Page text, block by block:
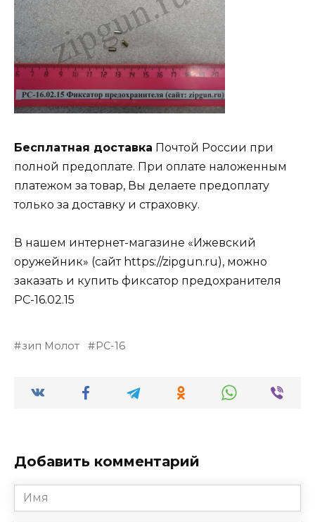
Бесплатная доставка Почтой России при
полной предоплате. При оплате наложенным
платежом за товар, Вы делаете предоплату
только за доставку и страховку.
В нашем интернет-магазине «Ижевский
оружейник» (сайт https://zipgun.ru), можно
заказать и купить фиксатор предохранителя
РС-16.02.15
зип Молот РС-16
Добавить комментарий
Имя
*